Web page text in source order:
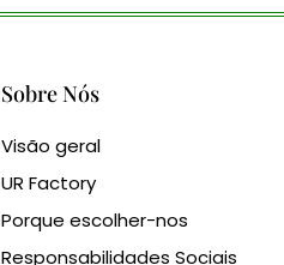
Sobre Nós
Visão geral
UR Factory
Porque escolher-nos
Responsabilidades Sociais